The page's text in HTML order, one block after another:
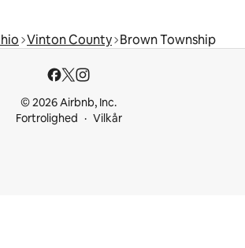
Vinton County Brown Township
© 2026 Airbnb, Inc.
Fortrolighed
Vilkår